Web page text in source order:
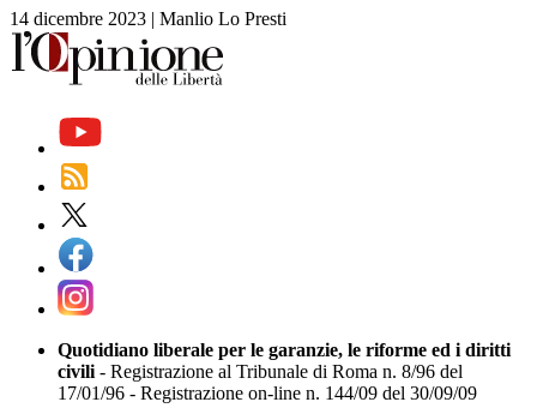
14 dicembre 2023 | Manlio Lo Presti
Quotidiano liberale per le garanzie, le riforme ed i diritti
civili - Registrazione al Tribunale di Roma n. 8/96 del
17/01/96 - Registrazione on-line n. 144/09 del 30/09/09